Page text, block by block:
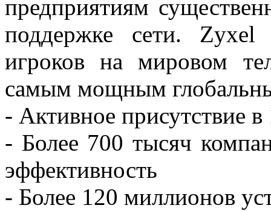
предприятиям
поддержке сети.
игроков на мировом
самым мощным
- Активное присутствие в
- Более 700 тысяч
эффективность
- Более 120 миллионов